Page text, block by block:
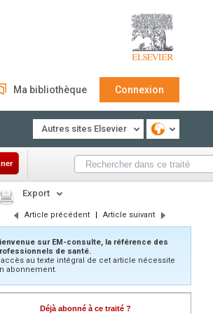
Ma bibliothèque Connexion
Autres sites Elsevier
Export
Article précédent | Article suivant
sur EM-consulte, la référence des
de santé.
au texte intégral de cet article nécessite
abonnement.
Déjà abonné à ce traité ?